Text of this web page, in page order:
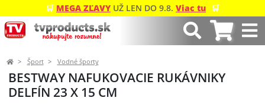
🛒 MEGA ZĽAVY UŽ LEN DO 9.8. Viac tu 🛒
Šport Vodné športy
BESTWAY NAFUKOVACIE RUKÁVNIKY
DELFÍN 23 X 15 CM